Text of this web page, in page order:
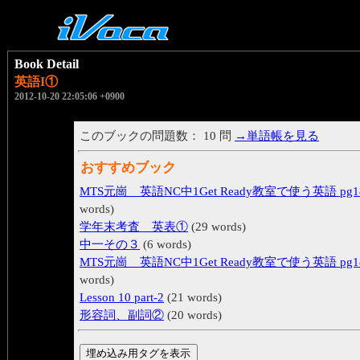
Book Detail
英語I①
2012-10-20 22:05:06 +0900
このブックの問題数： 10 問 →単語帳を見る
おすすめブック
MTS元崗 英語NC中1Get Ready教室で使う英語
words)
学年末考査 英表① (29 words)
中一その３ (6 words)
MTS元崗 英語NC中1Get Ready教室で使う英語
words)
Lesson 10 part-2 (21 words)
形容詞、副詞② (20 words)